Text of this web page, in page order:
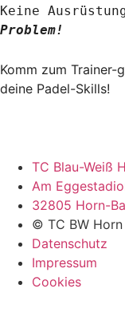
Keine
Problem!
Komm zum
deine Padel-Skills!
TC Blau-Weiß
Am
32805 Horn-
© TC BW Horn
Datenschutz
Impressum
Cookies